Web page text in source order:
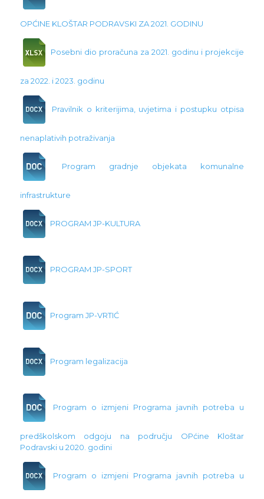
OPĆINE KLOŠTAR PODRAVSKI ZA 2021. GODINU
Posebni dio proračuna za 2021. godinu i projekcije
za 2022. i 2023. godinu
Pravilnik o kriterijima, uvjetima i postupku otpisa
nenaplativih potraživanja
Program gradnje objekata komunalne
infrastrukture
PROGRAM JP-KULTURA
PROGRAM JP-SPORT
Program JP-VRTIĆ
Program legalizacija
Program o izmjeni Programa javnih potreba u
predškolskom odgoju na području OPćine Kloštar
Podravski u 2020. godini
Program o izmjeni Programa javnih potreba u